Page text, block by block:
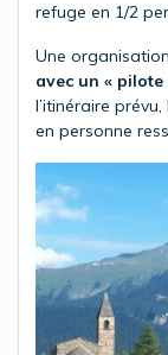
refuge en 1/2
Une
avec un «
l’itinéraire
en personne